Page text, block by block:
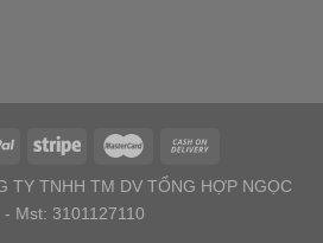
TY TNHH TM DV TỔNG HỢP NGỌC
- Mst: 3101127110